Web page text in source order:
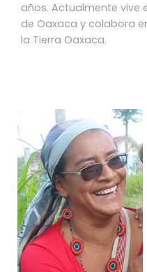
años. Actualmente vive
de Oaxaca y colabora
la Tierra Oaxaca.